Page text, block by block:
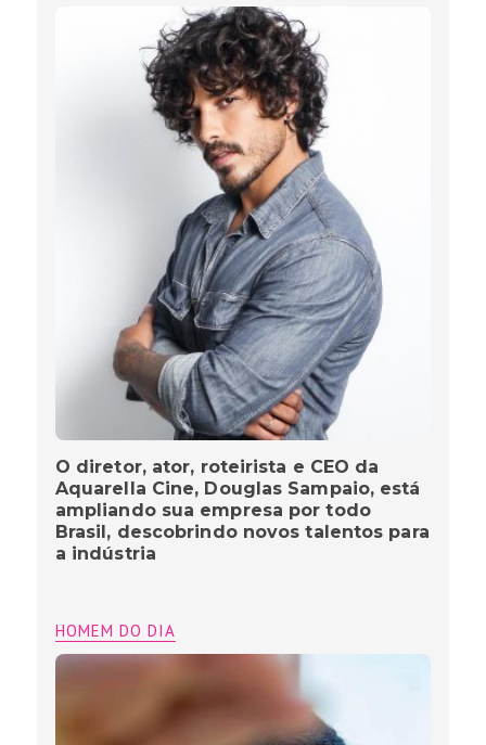
O diretor, ator, roteirista e CEO da
Aquarella Cine, Douglas Sampaio, está
ampliando sua empresa por todo
Brasil, descobrindo novos talentos para
a indústria
HOMEM DO DIA